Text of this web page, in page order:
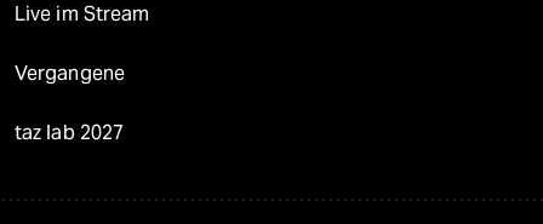
Live im Stream
Vergangene
taz lab 2027